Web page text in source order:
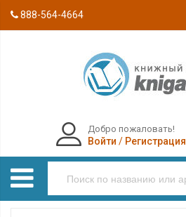
888-564-4664
Добро пожаловать!
Войти / Регистрация